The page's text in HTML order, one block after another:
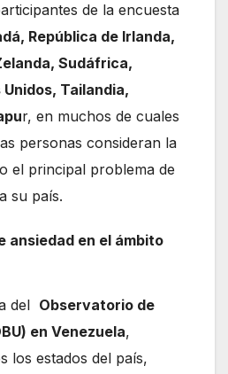
de la encuesta
República de Irlanda,
Sudáfrica,
Tailandia,
r, en muchos de cuales
personas consideran la
el principal problema de
su país.
ansiedad en el ámbito
del Observatorio de
en Venezuela,
los estados del país,